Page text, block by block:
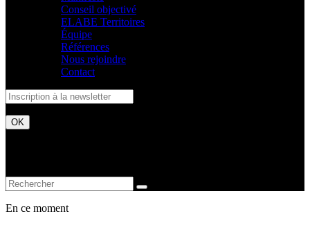
Conseil objectivé
ELABE Territoires
Équipe
Références
Nous rejoindre
Contact
En ce moment